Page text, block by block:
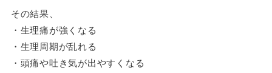
その結果、
・生理痛が強くなる
・生理周期が乱れる
・頭痛や吐き気が出やすくなる